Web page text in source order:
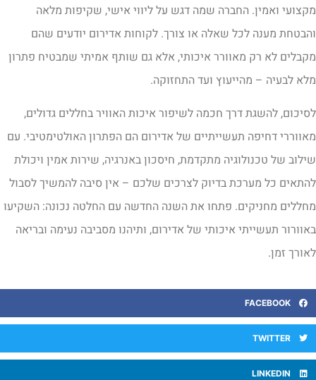
ואמין. החברה שמה דגש על ליווי אישי, שקיפות מלאה
מענה לכל שאלה או צורך. לקוחות אדירום יודעים שהם
לא רק מאוורר איכותי, אלא גם שותף אמיתי שמבטיח פתרון
לבעיה – מהייעוץ ועד התחזוקה.
להשגת דרך חכמה לשיפור איכות האוויר בחללים גדולים,
דחיפה תעשייתיים של אדירום הם הפתרון האולטימטיבי. עם
של טכנולוגיה מתקדמת, חיסכון באנרגיה, שירות אמין ויכולת
כל מערכת בדיוק לצרכים שלכם – אין סיבה להמשיך לסבול
מחניקים. פתחו את השנה החדשה עם החלטה נכונה: השקיעו
תעשייתי איכותי של אדירום, ותיהנו מסביבה נעימה ובריאה
זמן.
FACEBOOK
TWITTER
LINKEDIN